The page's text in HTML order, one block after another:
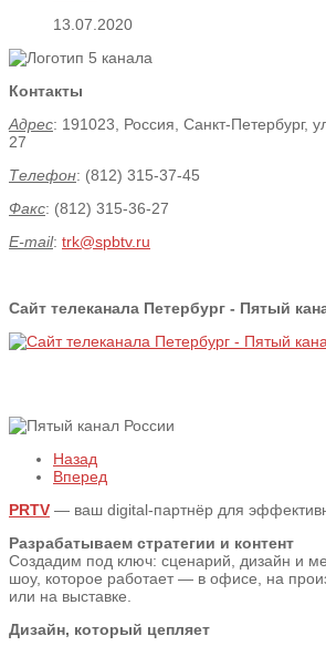
13.07.2020
Контакты
Адрес: 191023, Россия, Санкт-Петербург,
27
Телефон: (812) 315-37-45
Факс: (812) 315-36-27
E-mail: trk@spbtv.ru
Сайт телеканала Петербург - Пятый
Назад
Вперед
PRTV — ваш digital-партнёр для
Разрабатываем стратегии и контент
Создадим под ключ: сценарий, дизайн и
шоу, которое работает — в офисе, на
или на выставке.
Дизайн, который цепляет